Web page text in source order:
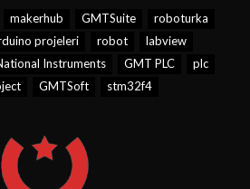
makerhub GMTSuite
roboturka
projeleri robot
labview
Instruments GMT PLC
plc
GMTSoft stm32f4